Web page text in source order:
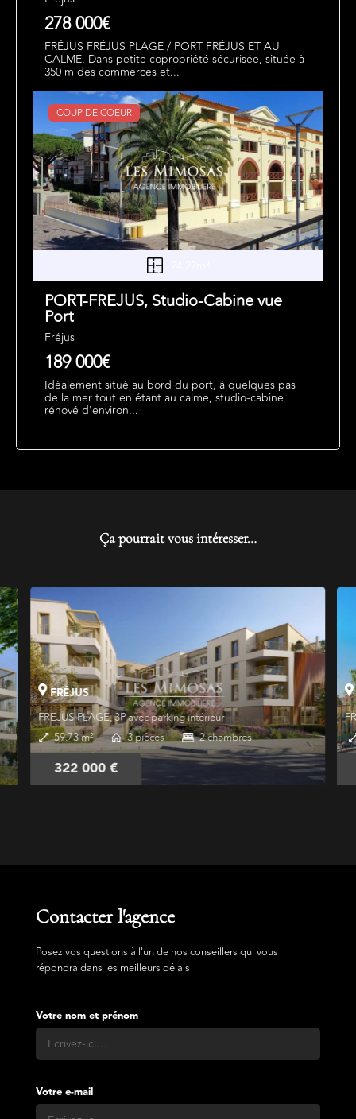
278 000€
FRÉJUS FRÉJUS PLAGE / PORT FRÉJUS ET AU
CALME. Dans petite copropriété sécurisée, située à
350 m des commerces et...
COUP DE COEUR
PORT-FREJUS, Studio-Cabine vue
Port
Fréjus
189 000€
Idéalement situé au bord du port, à quelques pas
de la mer tout en étant au calme, studio-cabine
rénové d'environ...
Ça pourrait vous intéresser…
FRÉJUS
FREJUS-PLAGE, 3P avec parking intérieur
59.73 m²
3 pièces 2 chambres
322 000 €
Contacter l'agence
Posez vos questions à l'un de nos conseillers qui vous
répondra dans les meilleurs délais
Votre nom et prénom
Votre e-mail